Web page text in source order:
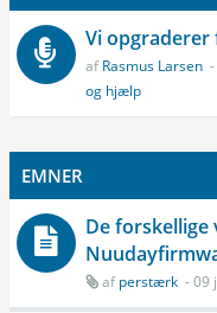
Vi
afRasmus Larsen
og hjælp
EMNER
De
afperstærk - 09